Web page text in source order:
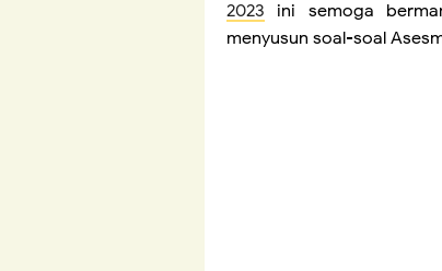
2023 ini semoga
menyusun soal-soal